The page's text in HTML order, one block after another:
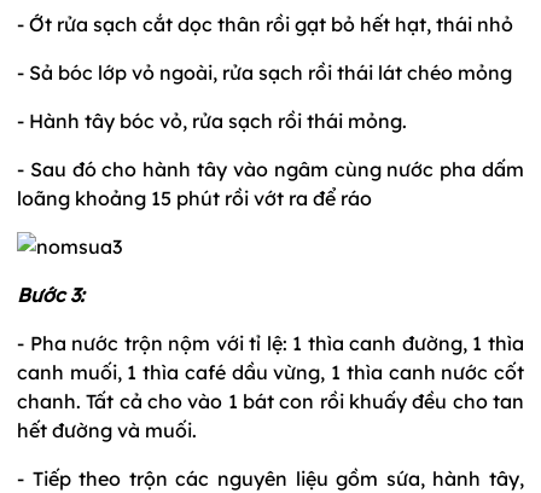
- Ớt rửa sạch cắt dọc thân rồi gạt bỏ hết hạt, thái nhỏ
- Sả bóc lớp vỏ ngoài, rửa sạch rồi thái lát chéo mỏng
- Hành tây bóc vỏ, rửa sạch rồi thái mỏng.
- Sau đó cho hành tây vào ngâm cùng nước pha dấm
loãng khoảng 15 phút rồi vớt ra để ráo
Bước 3:
- Pha nước trộn nộm với tỉ lệ: 1 thìa canh đường, 1 thìa
canh muối, 1 thìa café dầu vừng, 1 thìa canh nước cốt
chanh. Tất cả cho vào 1 bát con rồi khuấy đều cho tan
hết đường và muối.
- Tiếp theo trộn các nguyên liệu gồm sứa, hành tây,